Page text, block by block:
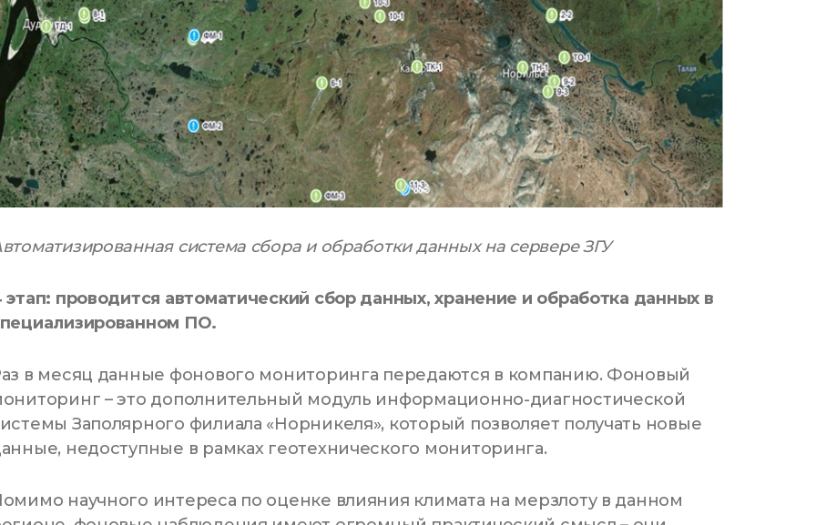
система сбора и обработки данных на сервере ЗГУ
этап: проводится автоматический сбор данных, хранение и обработка данных в
ПО.
в месяц данные фонового мониторинга передаются в компанию. Фоновый
– это дополнительный модуль информационно-диагностической
Заполярного филиала «Норникеля», который позволяет получать новые
недоступные в рамках геотехнического мониторинга.
научного интереса по оценке влияния климата на мерзлоту в данном